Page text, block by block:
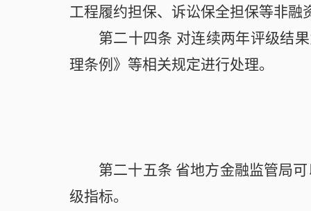
工程履约担保、诉讼保全担保等非
第二十四条 对连续两年评级结
理条例》等相关规定进行处理。
第二十五条 省地方金融监管局
级指标。